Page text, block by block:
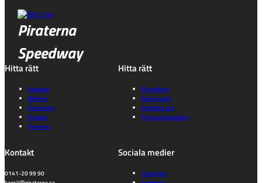
Piraterna
Speedway
Hitta rätt
Kalender
Biljetter
Föreningen
Truppen
Partners
Hitta rätt
Bli medlem
Gå på match
Kontakta oss
Prova på speedway
Kontakt
0141-20 99 90
Sociala medier
Instagram